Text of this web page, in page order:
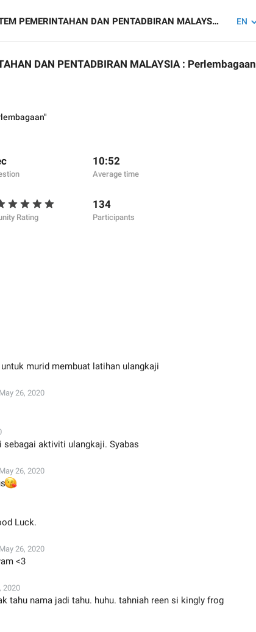
EN
DAN PENTADBIRAN MALAYSIA : Perlembagaan Persekutuan
DAN PENTADBIRAN MALAYSIA : Perlembagaan
10:52
Average time
Rating
134
Participants
murid membuat latihan ulangkaji
May 26, 2020
sebagai aktiviti ulangkaji. Syabas
May 26, 2020
Luck.
May 26, 2020
<3
2020
tahu nama jadi tahu. huhu. tahniah reen si kingly frog